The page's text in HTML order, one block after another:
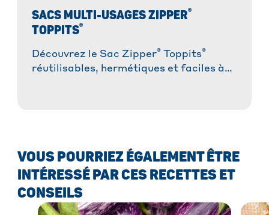
SACS MULTI-USAGES ZIPPER®
TOPPITS®
Découvrez le Sac Zipper® Toppits®
réutilisables, hermétiques et faciles à
VOUS POURRIEZ ÉGALEMENT ÊTRE
INTÉRESSÉ PAR CES RECETTES ET
CONSEILS